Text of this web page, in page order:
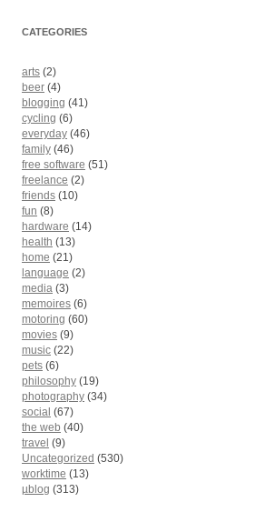
CATEGORIES
arts (2)
beer (4)
blogging (41)
cycling (6)
everyday (46)
family (46)
free software (51)
freelance (2)
friends (10)
fun (8)
hardware (14)
health (13)
home (21)
language (2)
media (3)
memoires (6)
motoring (60)
movies (9)
music (22)
pets (6)
philosophy (19)
photography (34)
social (67)
the web (40)
travel (9)
Uncategorized (530)
worktime (13)
µblog (313)